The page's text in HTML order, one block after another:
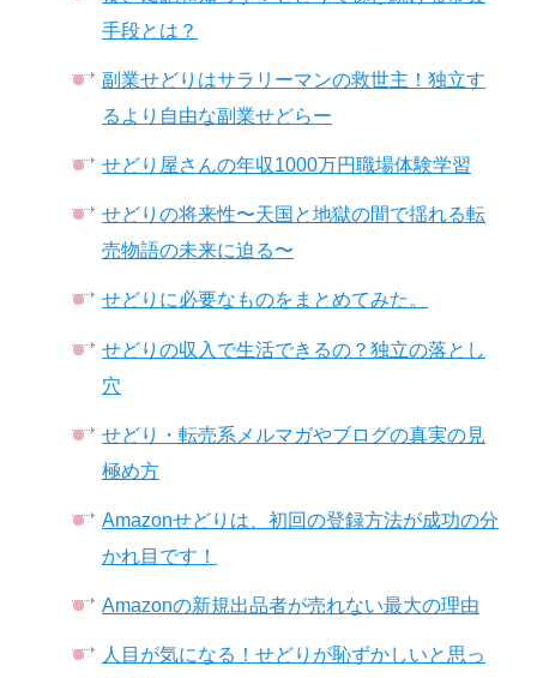
手段とは？
副業せどりはサラリーマンの救世主！独立す
るより自由な副業せどらー
せどり屋さんの年収1000万円職場体験学習
せどりの将来性〜天国と地獄の間で揺れる転
売物語の未来に迫る〜
せどりに必要なものをまとめてみた。
せどりの収入で生活できるの？独立の落とし
穴
せどり・転売系メルマガやブログの真実の見
極め方
Amazonせどりは、初回の登録方法が成功の分
かれ目です！
Amazonの新規出品者が売れない最大の理由
人目が気になる！せどりが恥ずかしいと思っ